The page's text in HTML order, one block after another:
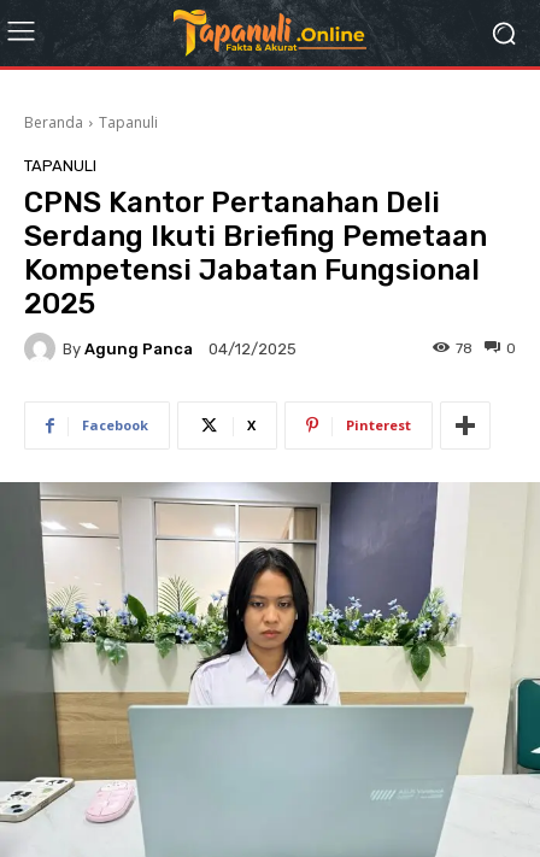
Beranda Tapanuli
TAPANULI
CPNS Kantor Pertanahan Deli
Serdang Ikuti Briefing Pemetaan
Kompetensi Jabatan Fungsional
2025
By Agung Panca 04/12/2025 0
78
Facebook X Pinterest